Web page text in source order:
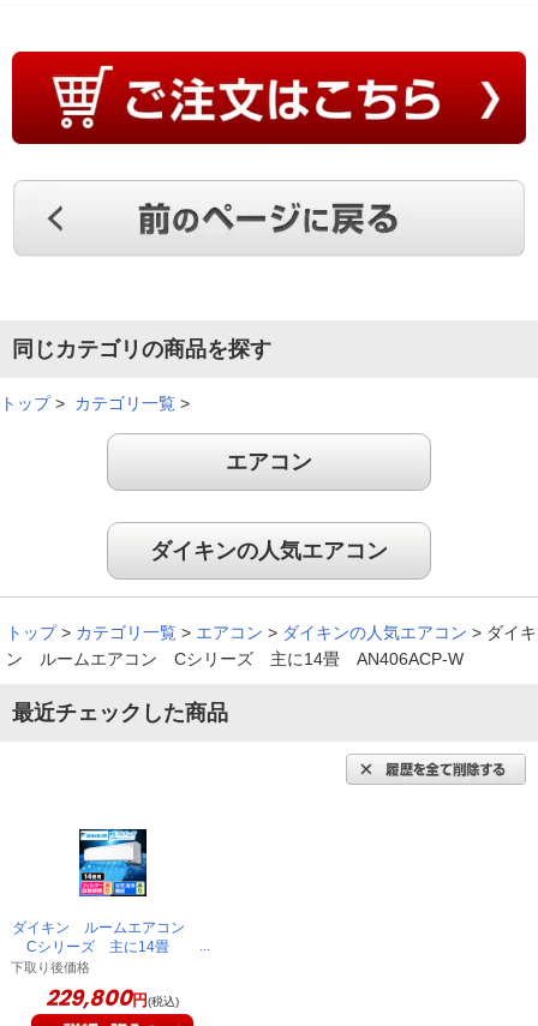
同じカテゴリの商品を探す
トップ> カテゴリ一覧 >
エアコン
ダイキンの人気エアコン
トップ > カテゴリ一覧 > エアコン > ダイキンの人気エアコン > ダイキ
ン ルームエアコン Cシリーズ 主に14畳 AN406ACP-W
最近チェックした商品
ダイキン ルームエアコン
Cシリーズ 主に14畳
AN406ACP-W
下取り後価格
229,800円(税込)